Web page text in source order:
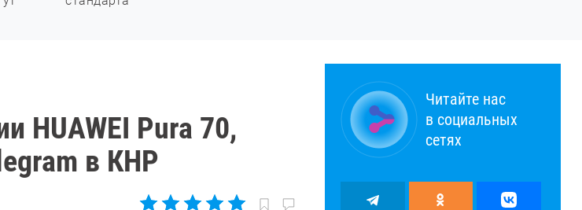
HUAWEI Pura 70,
в КНР
Читайте нас
в социальных
сетях